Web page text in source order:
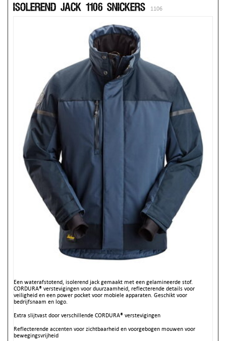
Isolerend jack 1106 SNICKERS 1106
Een waterafstotend, isolerend jack gemaakt met een gelamineerde stof.
CORDURA® verstevigingen voor duurzaamheid, reflecterende details voor
veiligheid en een power pocket voor mobiele apparaten. Geschikt voor
bedrijfsnaam en logo.
Extra slijtvast door verschillende CORDURA® verstevigingen
Reflecterende accenten voor zichtbaarheid en voorgebogen mouwen voor
bewegingsvrijheid